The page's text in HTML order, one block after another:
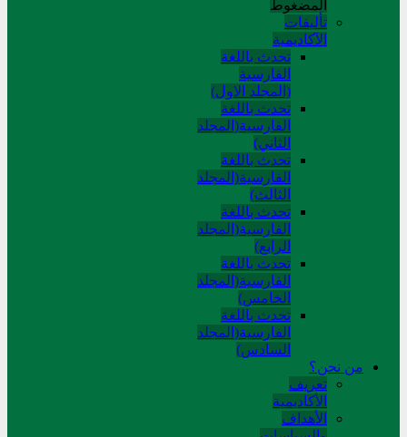
المضغوط
تألیفات
الآکادیمیة
تحدث باللغة
الفارسية
(المجلد الاول)
تحدث باللغة
الفارسية(المجلد
الثاني)
تحدث باللغة
الفارسية(المجلد
الثالث)
تحدث باللغة
الفارسية(المجلد
الرابع)
تحدث باللغة
الفارسية(المجلد
الخامس)
تحدث باللغة
الفارسية(المجلد
السادس)
من نحن؟
تعريف
الأكاديمية
الأهداف